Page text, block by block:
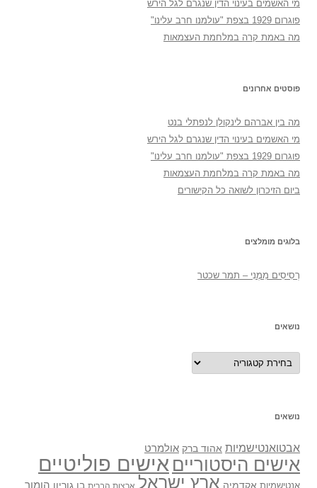
מי האשמים בעינוי הדין שנגרם לגל הירש
פוגרום 1929 בצפת "עולמנו חרב עלינו"
מה באמת קרה במלחמת העצמאות
פוסטים אחרונים
מה בין אברהם לינקולן לנפתלי בנט
מי האשמים בעינוי הדין שנגרם לגל הירש
פוגרום 1929 בצפת "עולמנו חרב עלינו"
מה באמת קרה במלחמת העצמאות
ביום הזיכרון לשואה כל הקישורים
בלוגים מומלצים
רְסִיסִים מִמֶנִי – תמר שכטר
נושאים
נושאים
נושאים
אבטואנטישמיות אהוד ברק אולמרט
אישים היסטוריים אישים פוליטיים
אנטישמיות אקדמיה ארץ ישראל ארצות הברית בן גוריון הומור